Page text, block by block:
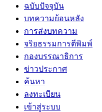
ฉบับปัจจุบัน
บทความย้อนหลัง
การส่งบทความ
จริยธรรมการตีพิมพ์
กองบรรณาธิการ
ข่าวประกาศ
ค้นหา
ลงทะเบียน
เข้าสู่ระบบ